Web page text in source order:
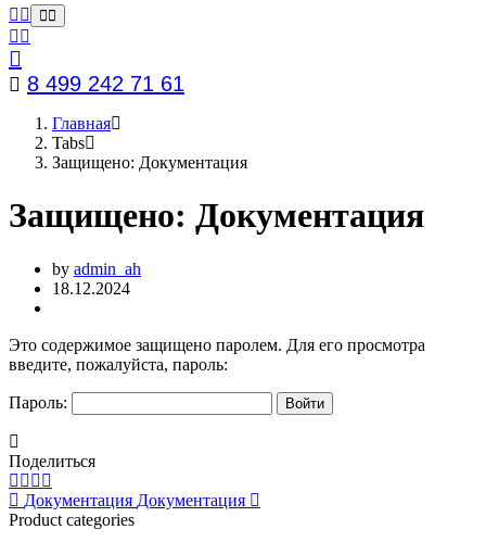
8 499 242 71 61
Главная
Tabs
Защищено: Документация
Защищено: Документация
by admin_ah
18.12.2024
Это содержимое защищено паролем. Для его просмотра
введите, пожалуйста, пароль:
Пароль:
Поделиться
Документация Документация
Product categories